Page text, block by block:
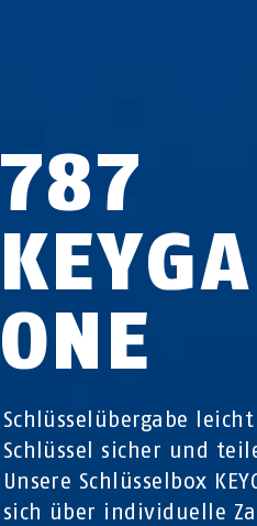
787
ONE
Schlüsselübergabe
Schlüssel sicher und
Unsere Schlüsselbox
sich über individuelle